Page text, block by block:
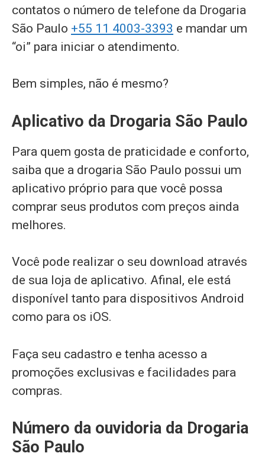
contatos o número de telefone da Drogaria
São Paulo +55 11 4003-3393 e mandar um
“oi” para iniciar o atendimento.
Bem simples, não é mesmo?
Aplicativo da Drogaria São Paulo
Para quem gosta de praticidade e conforto,
saiba que a drogaria São Paulo possui um
aplicativo próprio para que você possa
comprar seus produtos com preços ainda
melhores.
Você pode realizar o seu download através
de sua loja de aplicativo. Afinal, ele está
disponível tanto para dispositivos Android
como para os iOS.
Faça seu cadastro e tenha acesso a
promoções exclusivas e facilidades para
compras.
Número da ouvidoria da Drogaria
São Paulo